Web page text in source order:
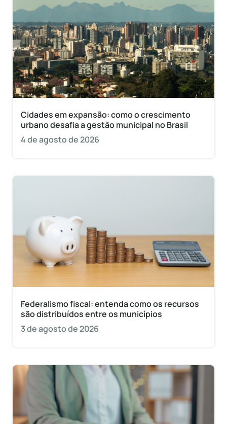
Cidades em expansão: como o crescimento
urbano desafia a gestão municipal no Brasil
4 de agosto de 2026
Federalismo fiscal: entenda como os recursos
são distribuídos entre os municípios
3 de agosto de 2026